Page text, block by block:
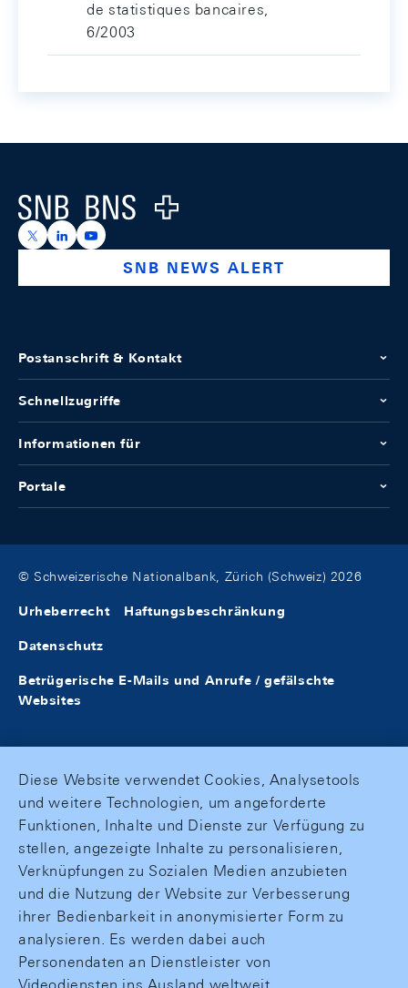
de statistiques bancaires,
6/2003
Logo
https://x.com/snb_bns
https://ch.linkedin.com/company/swiss-national-
https://www.youtube.com/@swissnationalbank
SNB NEWS ALERT
Postanschrift & Kontakt
Schnellzugriffe
Informationen für
Portale
© Schweizerische Nationalbank, Zürich (Schweiz) 2026
Urheberrecht Haftungsbeschränkung
Datenschutz
Betrügerische E-Mails und Anrufe / gefälschte
Websites
Diese Website verwendet Cookies, Analysetools
und weitere Technologien, um angeforderte
Funktionen, Inhalte und Dienste zur Verfügung zu
stellen, angezeigte Inhalte zu personalisieren,
Verknüpfungen zu Sozialen Medien anzubieten
und die Nutzung der Website zur Verbesserung
ihrer Bedienbarkeit in anonymisierter Form zu
analysieren. Es werden dabei auch
Personendaten an Dienstleister von